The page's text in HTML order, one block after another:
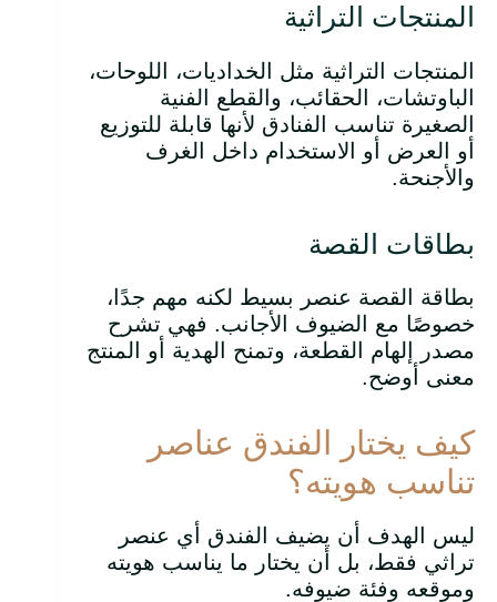
المنتجات التراثية
المنتجات التراثية مثل الخداديات، اللوحات،
الباوتشات، الحقائب، والقطع الفنية
الصغيرة تناسب الفنادق لأنها قابلة للتوزيع
أو العرض أو الاستخدام داخل الغرف
والأجنحة.
بطاقات القصة
بطاقة القصة عنصر بسيط لكنه مهم جدًا،
خصوصًا مع الضيوف الأجانب. فهي تشرح
مصدر إلهام القطعة، وتمنح الهدية أو المنتج
معنى أوضح.
كيف يختار الفندق عناصر
تناسب هويته؟
ليس الهدف أن يضيف الفندق أي عنصر
تراثي فقط، بل أن يختار ما يناسب هويته
وموقعه وفئة ضيوفه.